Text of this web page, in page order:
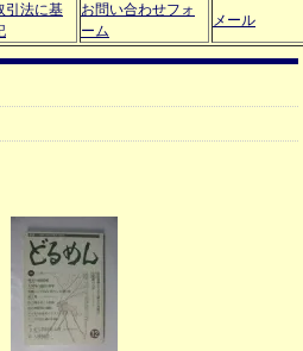
引法に基
お問い合わせフォ
ーム
メール